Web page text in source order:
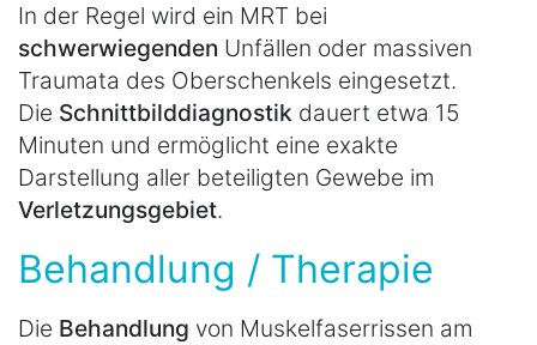
In der Regel wird ein MRT bei
schwerwiegenden Unfällen oder massiven
Traumata des Oberschenkels eingesetzt.
Die Schnittbilddiagnostik dauert etwa 15
Minuten und ermöglicht eine exakte
Darstellung aller beteiligten Gewebe im
Verletzungsgebiet.
Behandlung / Therapie
Die Behandlung von Muskelfaserrissen am